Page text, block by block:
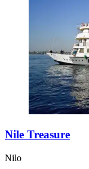
Nile Treasure
Nilo